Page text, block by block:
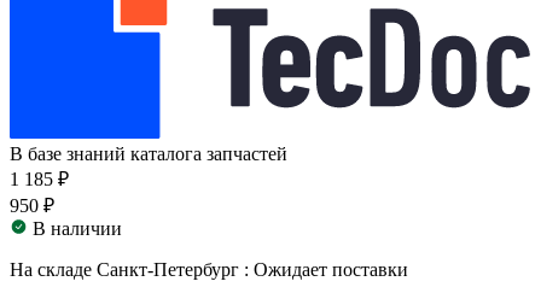
В базе знаний каталога запчастей
1 185 ₽
950 ₽
В наличии
На складе Санкт-Петербург : Ожидает поставки